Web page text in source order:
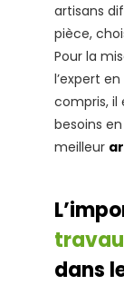
artisans
pièce,
Pour la
l’expert
compris, il
besoins
meilleur
dans